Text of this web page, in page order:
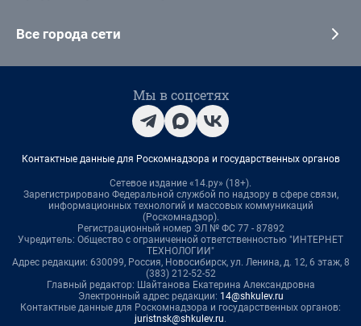
Все города сети
Мы в соцсетях
Контактные данные для Роскомнадзора и государственных органов
Сетевое издание «14.ру» (18+).
Зарегистрировано Федеральной службой по надзору в сфере связи,
информационных технологий и массовых коммуникаций
(Роскомнадзор).
Регистрационный номер ЭЛ № ФС 77 - 87892
Учредитель: Общество с ограниченной ответственностью "ИНТЕРНЕТ
ТЕХНОЛОГИИ"
Адрес редакции: 630099, Россия, Новосибирск, ул. Ленина, д. 12, 6 этаж, 8
(383) 212-52-52
Главный редактор: Шайтанова Екатерина Александровна
Электронный адрес редакции: 14@shkulev.ru
Контактные данные для Роскомнадзора и государственных органов:
juristnsk@shkulev.ru.